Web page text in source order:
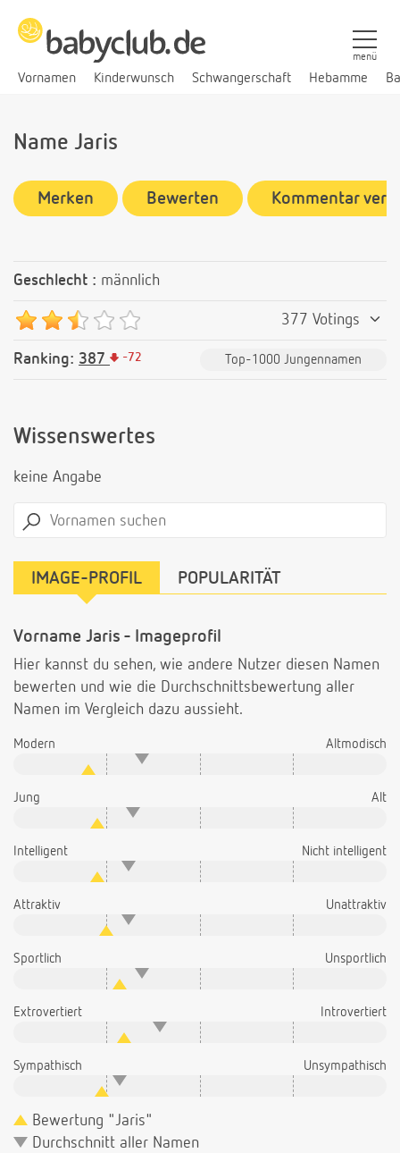
Vornamen Kinderwunsch Schwangerschaft Hebamme
menü
Name Jaris
Merken Bewerten Kommentar
Geschlecht : männlich
377 Votings
Ranking: 387 -72 Top-1000 Jungennamen
Wissenswertes
keine Angabe
IMAGE-PROFIL POPULARITÄT
Vorname Jaris - Imageprofil
Hier kannst du sehen, wie andere Nutzer diesen Namen
bewerten und wie die Durchschnittsbewertung aller
Namen im Vergleich dazu aussieht.
Modern Altmodisch
Jung Alt
Intelligent Nicht intelligent
Attraktiv Unattraktiv
Sportlich Unsportlich
Extrovertiert Introvertiert
Sympathisch Unsympathisch
Bewertung "Jaris"
Durchschnitt aller Namen